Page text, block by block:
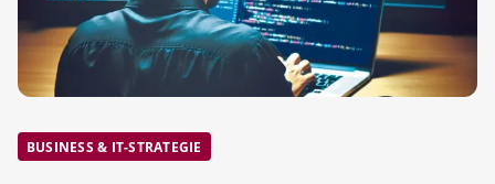
BUSINESS & IT-STRATEGIE